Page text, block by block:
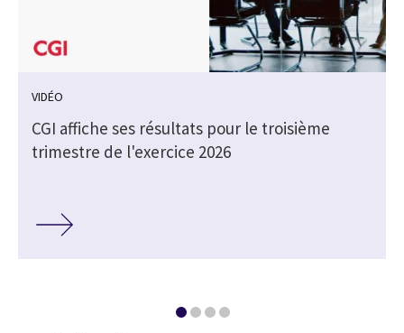
VIDÉO
CGI affiche ses résultats pour le troisième
trimestre de l'exercice 2026